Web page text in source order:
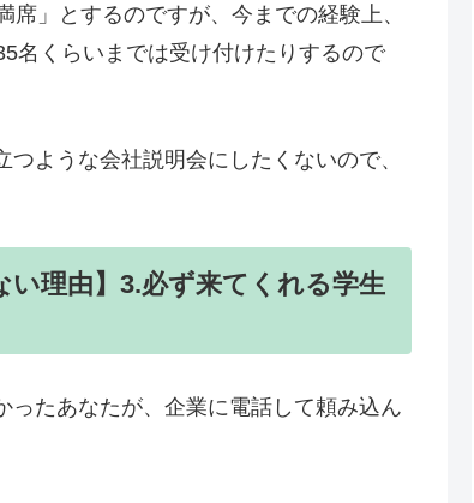
」とするのですが、今までの経験上、
名くらいまでは受け付けたりするので
ような会社説明会にしたくないので、
い理由】3.必ず来てくれる学生
たあなたが、企業に電話して頼み込ん